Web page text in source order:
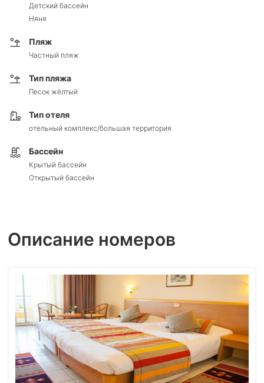
Детский бассейн
Няня
Пляж
Частный пляж
Тип пляжа
Песок жёлтый
Тип отеля
отельный комплекс/большая территория
Бассейн
Крытый бассейн
Открытый бассейн
Описание номеров